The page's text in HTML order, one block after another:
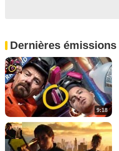
Dernières émissions
9:18